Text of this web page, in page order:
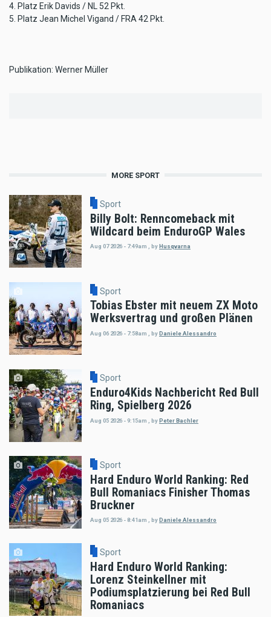
4. Platz Erik Davids / NL 52 Pkt.
5. Platz Jean Michel Vigand / FRA 42 Pkt.
Publikation: Werner Müller
MORE SPORT
Sport
Billy Bolt: Renncomeback mit
Wildcard beim EnduroGP Wales
Aug 07 2026 - 7:49am byHusqvarna
Sport
Tobias Ebster mit neuem ZX Moto
Werksvertrag und großen Plänen
Aug 06 2026 - 7:58am byDaniele Alessandro
Sport
Enduro4Kids Nachbericht Red Bull
Ring, Spielberg 2026
Aug 05 2026 - 9:15am byPeter Bachler
Sport
Hard Enduro World Ranking: Red
Bull Romaniacs Finisher Thomas
Bruckner
Aug 05 2026 - 8:41am , byDaniele Alessandro
Sport
Hard Enduro World Ranking:
Lorenz Steinkellner mit
Podiumsplatzierung bei Red Bull
Romaniacs